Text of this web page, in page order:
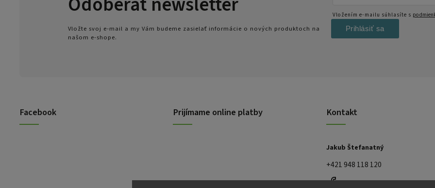
Facebook Prijímame online platby Kontakt
Jakub Štefanatný
+421 948 118 120
Vložte svoj e-mail a my Vám budeme zasielať informácie o nových produktoch na
našom e-shope.
Vložením e-mailu súhlasíte s
Prihlásiť sa